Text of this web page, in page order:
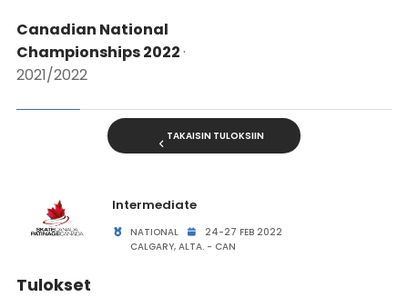
Canadian National
Championships 2022·
2021/2022
TAKAISIN TULOKSIIN
Intermediate
NATIONAL
24-27 FEB 2022
CALGARY, ALTA. - CAN
Tulokset